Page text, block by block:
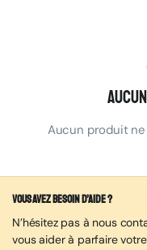
Aucun produit
Vous avez besoin d’aide ?
N’hésitez pas à nous
vous aider à parfaire